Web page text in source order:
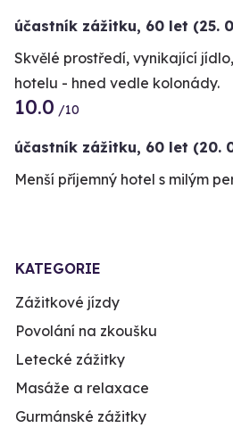
účastník zážitku, 60 let (25.
Skvělé prostředí, vynikající
hotelu - hned vedle kolonády.
10.0 /10
účastník zážitku, 60 let (20.
Menší příjemný hotel s milým
KATEGORIE
Zážitkové jízdy
Povolání na zkoušku
Letecké zážitky
Masáže a relaxace
Gurmánské zážitky